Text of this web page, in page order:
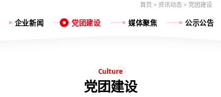
首页 > 资讯动态> 党团建设
企业新闻 党团建设 媒体聚焦 公示公告
Culture
党团建设